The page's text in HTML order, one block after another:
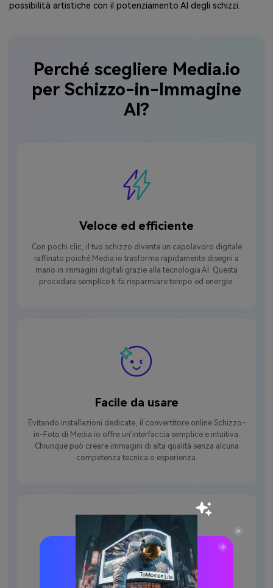
possibilità artistiche con il potenziamento AI degli schizzi.
Perché scegliere Media.io
per Schizzo-in-Immagine
AI?
Veloce ed efficiente
Con pochi clic, il tuo schizzo diventa un capolavoro digitale
raffinato poiché Media.io trasforma rapidamente disegni a
mano in immagini digitali grazie alla tecnologia AI. Questa
procedura semplice ti fa risparmiare tempo ed energie.
Facile da usare
Evitando installazioni dedicate, il convertitore online Schizzo-
in-Foto di Media.io offre un’interfaccia semplice e intuitiva.
Chiunque può creare immagini di alta qualità senza alcuna
competenza tecnica o esperienza.
Varietà di stili di disegno